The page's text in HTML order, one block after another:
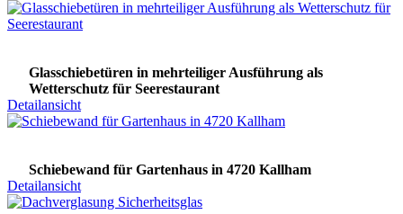
Glasschiebetüren in mehrteiliger Ausführung als
Wetterschutz für Seerestaurant
Detailansicht
Schiebewand für Gartenhaus in 4720 Kallham
Detailansicht